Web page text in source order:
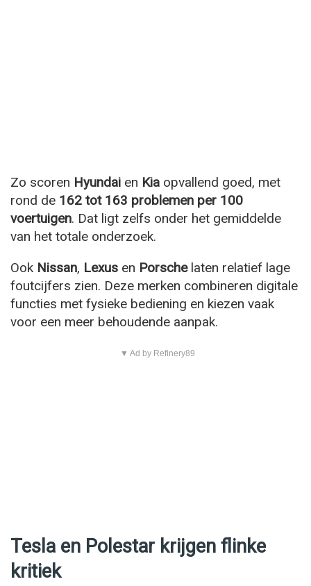
Zo scoren Hyundai en Kia opvallend goed, met
rond de 162 tot 163 problemen per 100
voertuigen. Dat ligt zelfs onder het gemiddelde
van het totale onderzoek.
Ook Nissan, Lexus en Porschelaten relatief lage
foutcijfers zien. Deze merken combineren digitale
functies met fysieke bediening en kiezen vaak
voor een meer behoudende aanpak.
▼ Ad by Refinery89
Tesla en Polestar krijgen flinke
kritiek